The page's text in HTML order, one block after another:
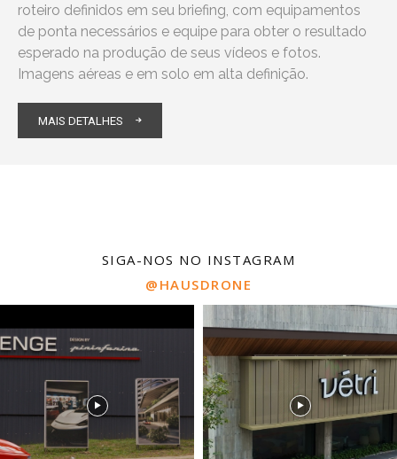
roteiro definidos em seu briefing, com equipamentos
de ponta necessários e equipe para obter o resultado
esperado na produção de seus vídeos e fotos.
Imagens aéreas e em solo em alta definição.
MAIS DETALHES
SIGA-NOS NO INSTAGRAM
@HAUSDRONE